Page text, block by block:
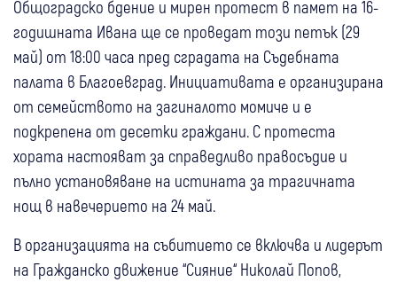
Общоградско бдение и мирен протест в памет на 16-
годишната Ивана ще се проведат този петък (29
май) от 18:00 часа пред сградата на Съдебната
палата в Благоевград. Инициативата е организирана
от семейството на загиналото момиче и е
подкрепена от десетки граждани. С протеста
хората настояват за справедливо правосъдие и
пълно установяване на истината за трагичната
нощ в навечерието на 24 май.
В организацията на събитието се включва и лидерът
на Гражданско движение “Сияние“ Николай Попов,